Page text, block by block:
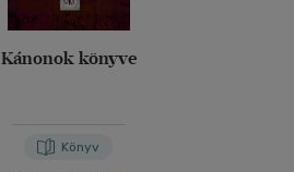
Kánonok könyve
Könyv